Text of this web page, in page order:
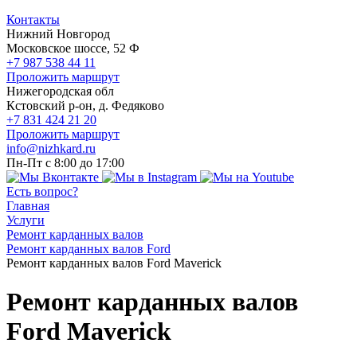
Контакты
Нижний Новгород
Московское шоссе, 52 Ф
+7 987 538 44 11
Проложить маршрут
Нижегородская обл
Кстовский р-он, д. Федяково
+7 831 424 21 20
Проложить маршрут
info@nizhkard.ru
Пн-Пт с 8:00 до 17:00
Есть вопрос?
Главная
Услуги
Ремонт карданных валов
Ремонт карданных валов Ford
Ремонт карданных валов Ford Maverick
Ремонт карданных валов
Ford Maverick